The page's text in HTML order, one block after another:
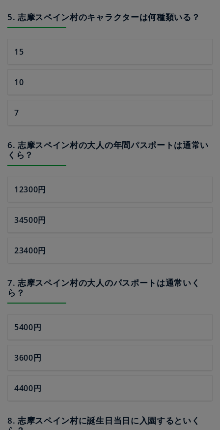
5. 志摩スペイン村のキャラクターは何種類いる？
15
10
7
6. 志摩スペイン村の大人の年間パスポートは通常い
くら？
12300円
34500円
23400円
7. 志摩スペイン村の大人のパスポートは通常いく
ら？
5400円
3600円
4400円
8. 志摩スペイン村に誕生日当日に入園するといく